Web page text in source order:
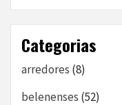
Categorias
arredores (8)
belenenses (52)